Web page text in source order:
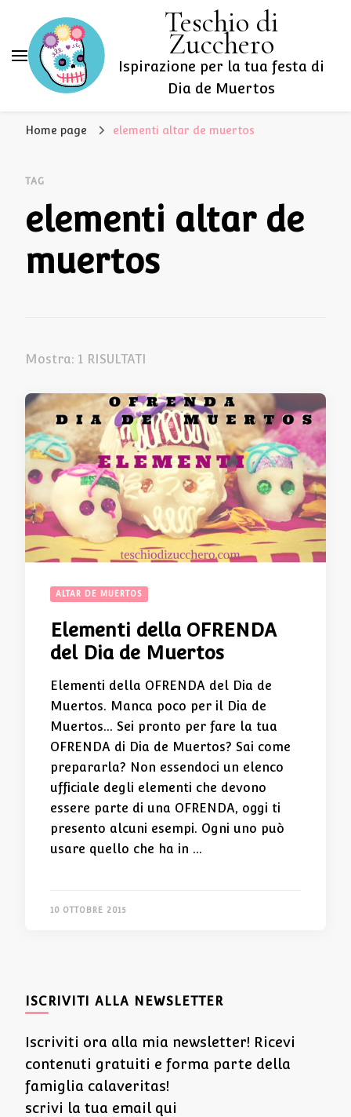
Teschio di
Zucchero
Ispirazione per la tua festa di
Dia de Muertos
Home page elementi altar de muertos
TAG
elementi altar de
muertos
Mostra: 1 RISULTATI
ALTAR DE MUERTOS
Elementi della OFRENDA
del Dia de Muertos
Elementi della OFRENDA del Dia de
Muertos. Manca poco per il Dia de
Muertos… Sei pronto per fare la tua
OFRENDA di Dia de Muertos? Sai come
prepararla? Non essendoci un elenco
ufficiale degli elementi che devono
essere parte di una OFRENDA, oggi ti
presento alcuni esempi. Ogni uno può
usare quello che ha in …
10 OTTOBRE 2015
ISCRIVITI ALLA NEWSLETTER
Iscriviti ora alla mia newsletter! Ricevi
contenuti gratuiti e forma parte della
famiglia calaveritas!
scrivi la tua email qui